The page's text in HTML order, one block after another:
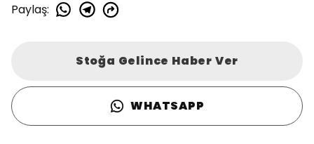
Paylaş:
Stoğa Gelince Haber Ver
WHATSAPP